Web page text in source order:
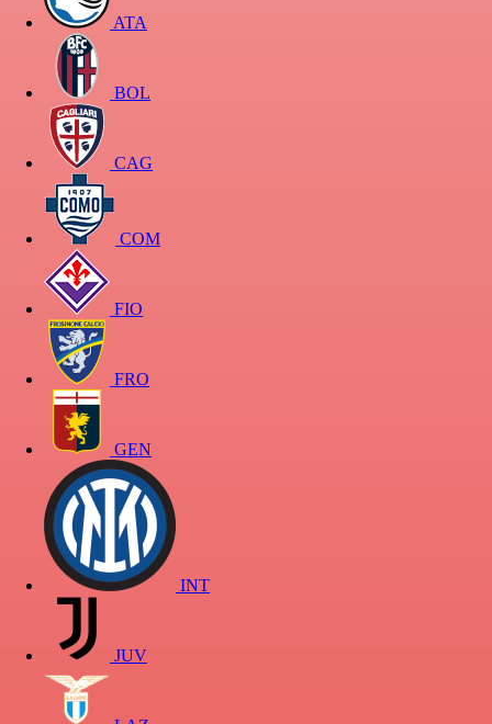
ATA
BOL
CAG
COM
FIO
FRO
GEN
INT
JUV